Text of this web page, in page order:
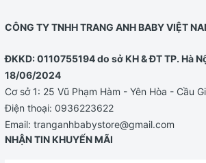
CÔNG TY TNHH TRANG ANH BABY VIỆT
ĐKKD: 0110755194 do sở KH & ĐT TP. Hà
18/06/2024
Cơ sở 1: 25 Vũ Phạm Hàm - Yên Hòa - Cầu
Điện thoại: 0936223622
Email: tranganhbabystore@gmail.com
NHẬN TIN KHUYẾN MÃI